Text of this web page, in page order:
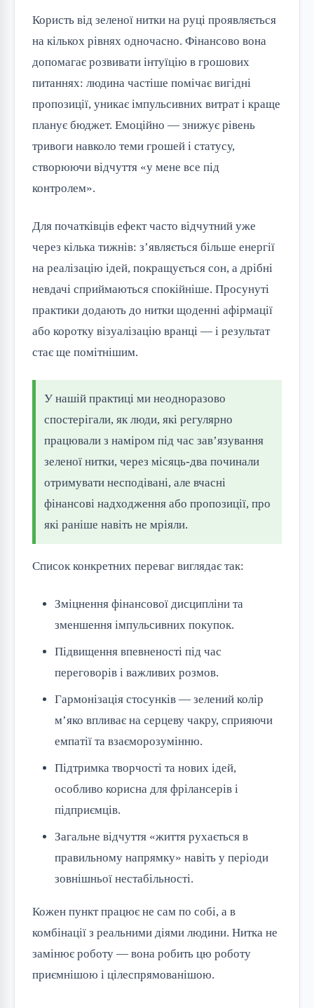
Користь від зеленої нитки на руці проявляється
на кількох рівнях одночасно. Фінансово вона
допомагає розвивати інтуїцію в грошових
питаннях: людина частіше помічає вигідні
пропозиції, уникає імпульсивних витрат і краще
планує бюджет. Емоційно — знижує рівень
тривоги навколо теми грошей і статусу,
створюючи відчуття «у мене все під
контролем».
Для початківців ефект часто відчутний уже
через кілька тижнів: з’являється більше енергії
на реалізацію ідей, покращується сон, а дрібні
невдачі сприймаються спокійніше. Просунуті
практики додають до нитки щоденні афірмації
або коротку візуалізацію вранці — і результат
стає ще помітнішим.
У нашій практиці ми неодноразово
спостерігали, як люди, які регулярно
працювали з наміром під час зав’язування
зеленої нитки, через місяць-два починали
отримувати несподівані, але вчасні
фінансові надходження або пропозиції, про
які раніше навіть не мріяли.
Список конкретних переваг виглядає так:
Зміцнення фінансової дисципліни та
зменшення імпульсивних покупок.
Підвищення впевненості під час
переговорів і важливих розмов.
Гармонізація стосунків — зелений колір
м’яко впливає на серцеву чакру, сприяючи
емпатії та взаєморозумінню.
Підтримка творчості та нових ідей,
особливо корисна для фрілансерів і
підприємців.
Загальне відчуття «життя рухається в
правильному напрямку» навіть у періоди
зовнішньої нестабільності.
Кожен пункт працює не сам по собі, а в
комбінації з реальними діями людини. Нитка не
замінює роботу — вона робить цю роботу
приємнішою і цілеспрямованішою.